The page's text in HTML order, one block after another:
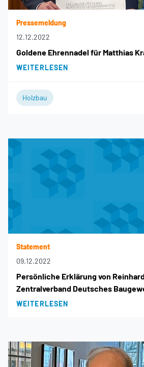
Pressemeldung
12.12.2022
Goldene Ehrennadel für Matthias
WEITERLESEN
Holzbau
Statement
09.12.2022
Persönliche Erklärung von
Zentralverband Deutsches
WEITERLESEN